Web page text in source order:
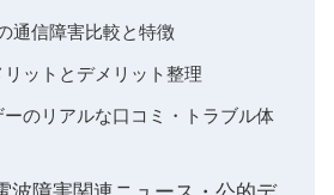
通信障害比較と特徴
ットとデメリット整理
のリアルな口コミ・トラブル体